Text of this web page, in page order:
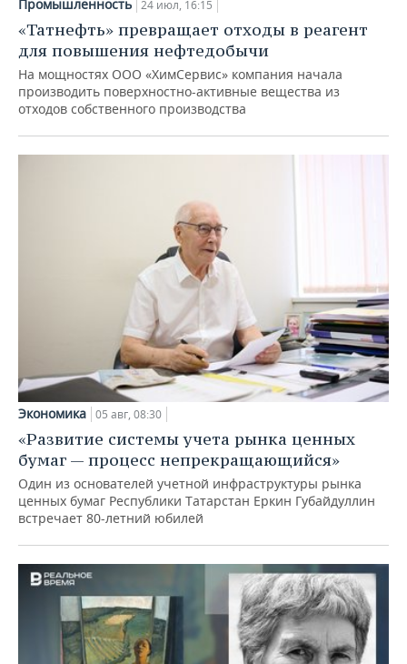
Промышленность 24 июл, 16:15
«Татнефть» превращает отходы в реагент
для повышения нефтедобычи
На мощностях ООО «ХимСервис» компания начала
производить поверхностно-активные вещества из
отходов собственного производства
Экономика 05 авг, 08:30
«Развитие системы учета рынка ценных
бумаг — процесс непрекращающийся»
Один из основателей учетной инфраструктуры рынка
ценных бумаг Республики Татарстан Еркин Губайдуллин
встречает 80-летний юбилей